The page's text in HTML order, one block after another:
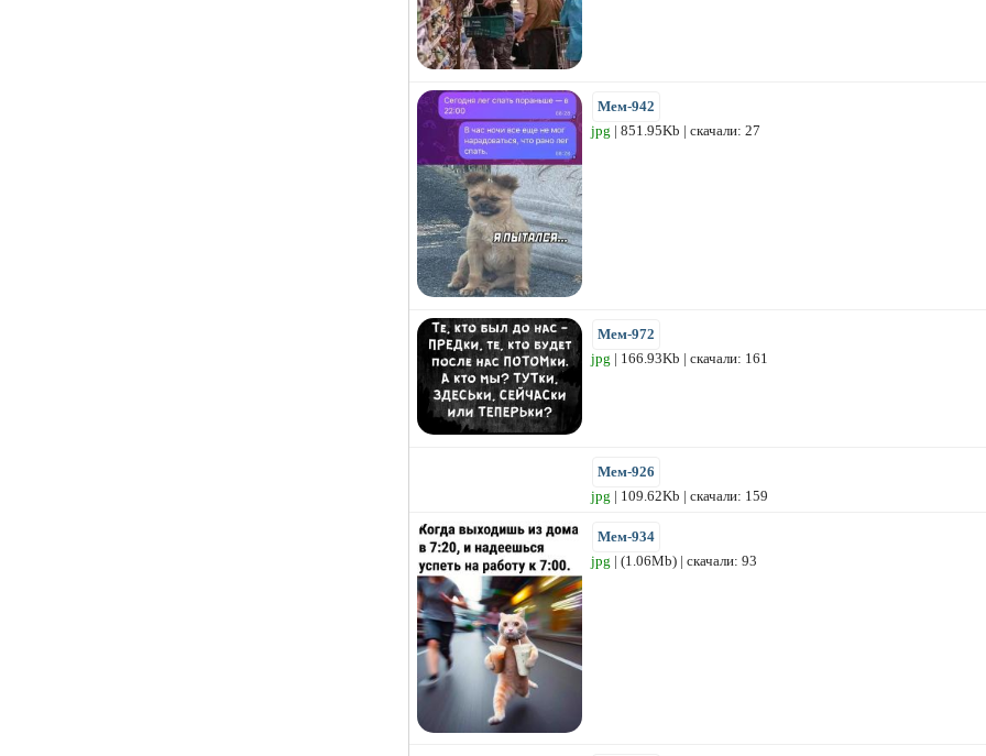
Мем-942
jpg | 851.95Kb | скачали: 27
Мем-972
jpg | 166.93Kb | скачали: 161
Мем-926
jpg | 109.62Kb | скачали: 159
Мем-934
jpg | (1.06Mb) | скачали: 93